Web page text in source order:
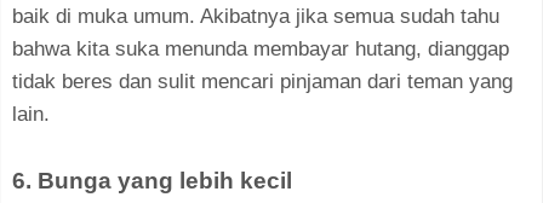
baik di muka umum. Akibatnya jika semua sudah tahu
bahwa kita suka menunda membayar hutang, dianggap
tidak beres dan sulit mencari pinjaman dari teman yang
lain.
6. Bunga yang lebih kecil